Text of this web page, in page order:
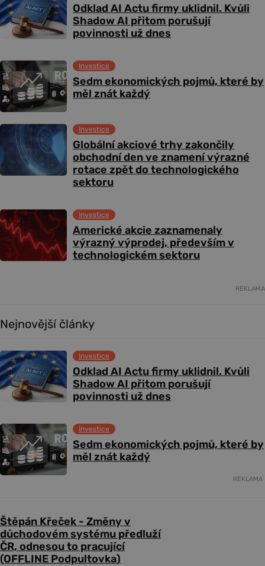
Odklad AI Actu firmy uklidnil. Kvůli
Shadow AI přitom porušují
povinnosti už dnes
Sedm ekonomických pojmů, které by
měl znát každý
Investice
Globální akciové trhy zakončily
obchodní den ve znamení výrazné
rotace zpět do technologického
sektoru
Investice
Americké akcie zaznamenaly
výrazný výprodej, především v
technologickém sektoru
Investice
REKLAMA
Nejnovější články
Odklad AI Actu firmy uklidnil. Kvůli
Shadow AI přitom porušují
povinnosti už dnes
Investice
Sedm ekonomických pojmů, které by
měl znát každý
Investice
REKLAMA
Štěpán Křeček - Změny v
důchodovém systému předluží
ČR, odnesou to pracující
(OFFLINE Podpultovka)